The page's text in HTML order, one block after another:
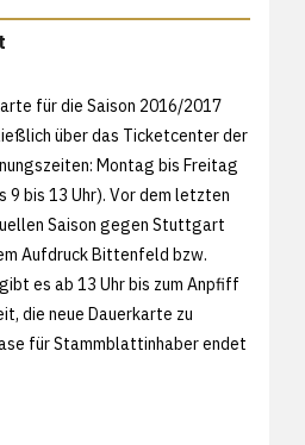
für die Saison 2016/2017
über das Ticketcenter der
Montag bis Freitag
9 bis 13 Uhr). Vor dem letzten
Saison gegen Stuttgart
Aufdruck Bittenfeld bzw.
es ab 13 Uhr bis zum Anpfiff
die neue Dauerkarte zu
für Stammblattinhaber endet